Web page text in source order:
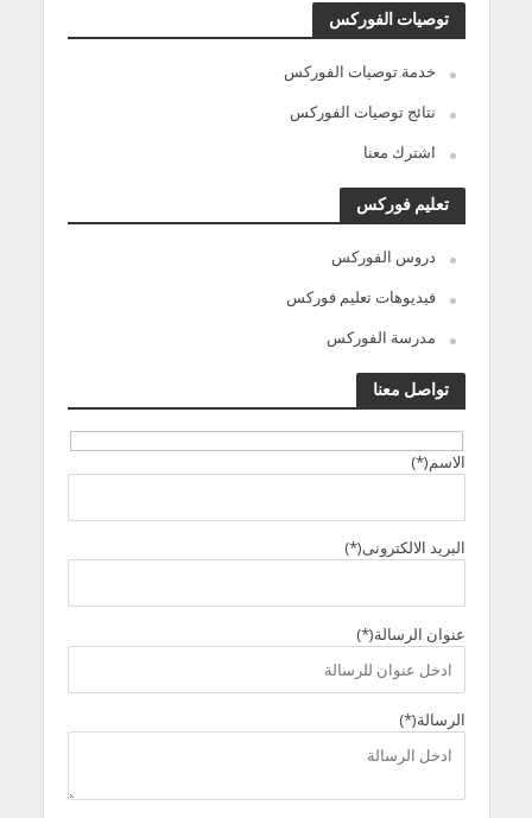
توصيات الفوركس
خدمة توصيات الفوركس
نتائج توصيات الفوركس
اشترك معنا
تعليم فوركس
دروس الفوركس
فيديوهات تعليم فوركس
مدرسة الفوركس
تواصل معنا
الاسم(*)
البريد الالكترونى(*)
عنوان الرسالة(*)
الرسالة(*)